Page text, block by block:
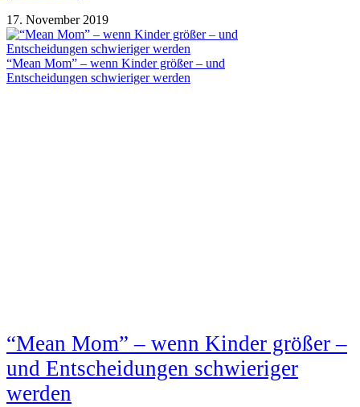
17. November 2019
“Mean Mom” – wenn Kinder größer – und
Entscheidungen schwieriger werden
“Mean Mom” – wenn Kinder größer –
und Entscheidungen schwieriger
werden